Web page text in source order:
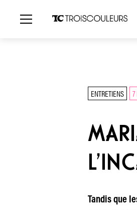
ENTRETIENS
Tandis que